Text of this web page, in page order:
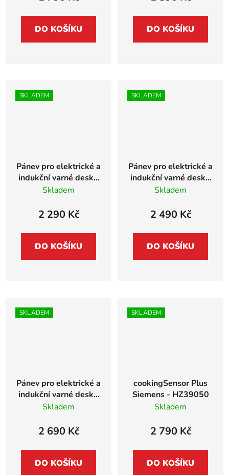
DO KOŠÍKU DO KOŠÍKU
SKLADEM
Pánev pro elektrické a
indukční varné desky,
vhodné i na desky se
- průměr 15cm
Skladem
2 290 Kč
DO KOŠÍKU
SKLADEM
Pánev pro elektrické a
indukční varné desky,
vhodné i na desky se
- průměr 18cm
Skladem
2 490 Kč
DO KOŠÍKU
SKLADEM
Pánev pro elektrické a
indukční varné desky,
vhodné i na desky se
- průměr 21cm
Skladem
2 690 Kč
DO KOŠÍKU
SKLADEM
cookingSensor Plus
Siemens - HZ39050
Skladem
2 790 Kč
DO KOŠÍKU